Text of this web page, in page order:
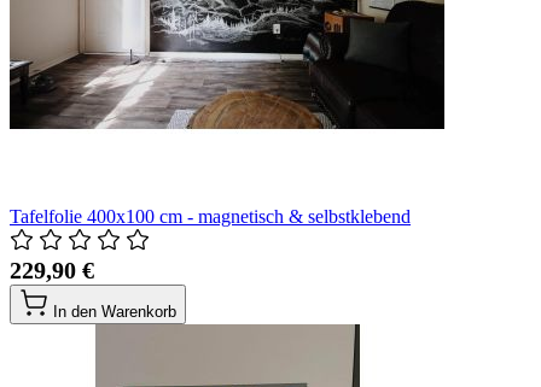
Tafelfolie 400x100 cm - magnetisch & selbstklebend
229,90 €
In den Warenkorb